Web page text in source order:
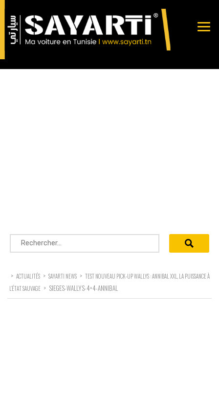
Rechercher :
> ACTUALITÉS > SAYARTI NEWS > TEST NOUVEAU PICK-UP WALLYS : ANNIBAL XXL, LA PUISSANCE À
L’ÉTAT SAUVAGE > SIEGES-WALLYS-4×4-ANNIBAL